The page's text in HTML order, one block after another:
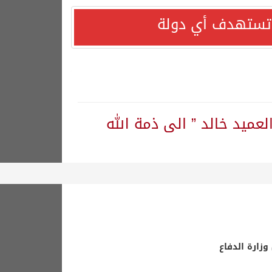
تستهدف أي دولة
خالد ” الى ذمة الله
الدفاع